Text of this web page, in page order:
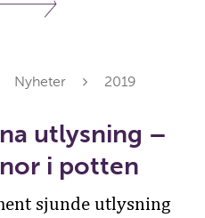
Nyheter 2019
utlysning –
i potten
sjunde utlysning